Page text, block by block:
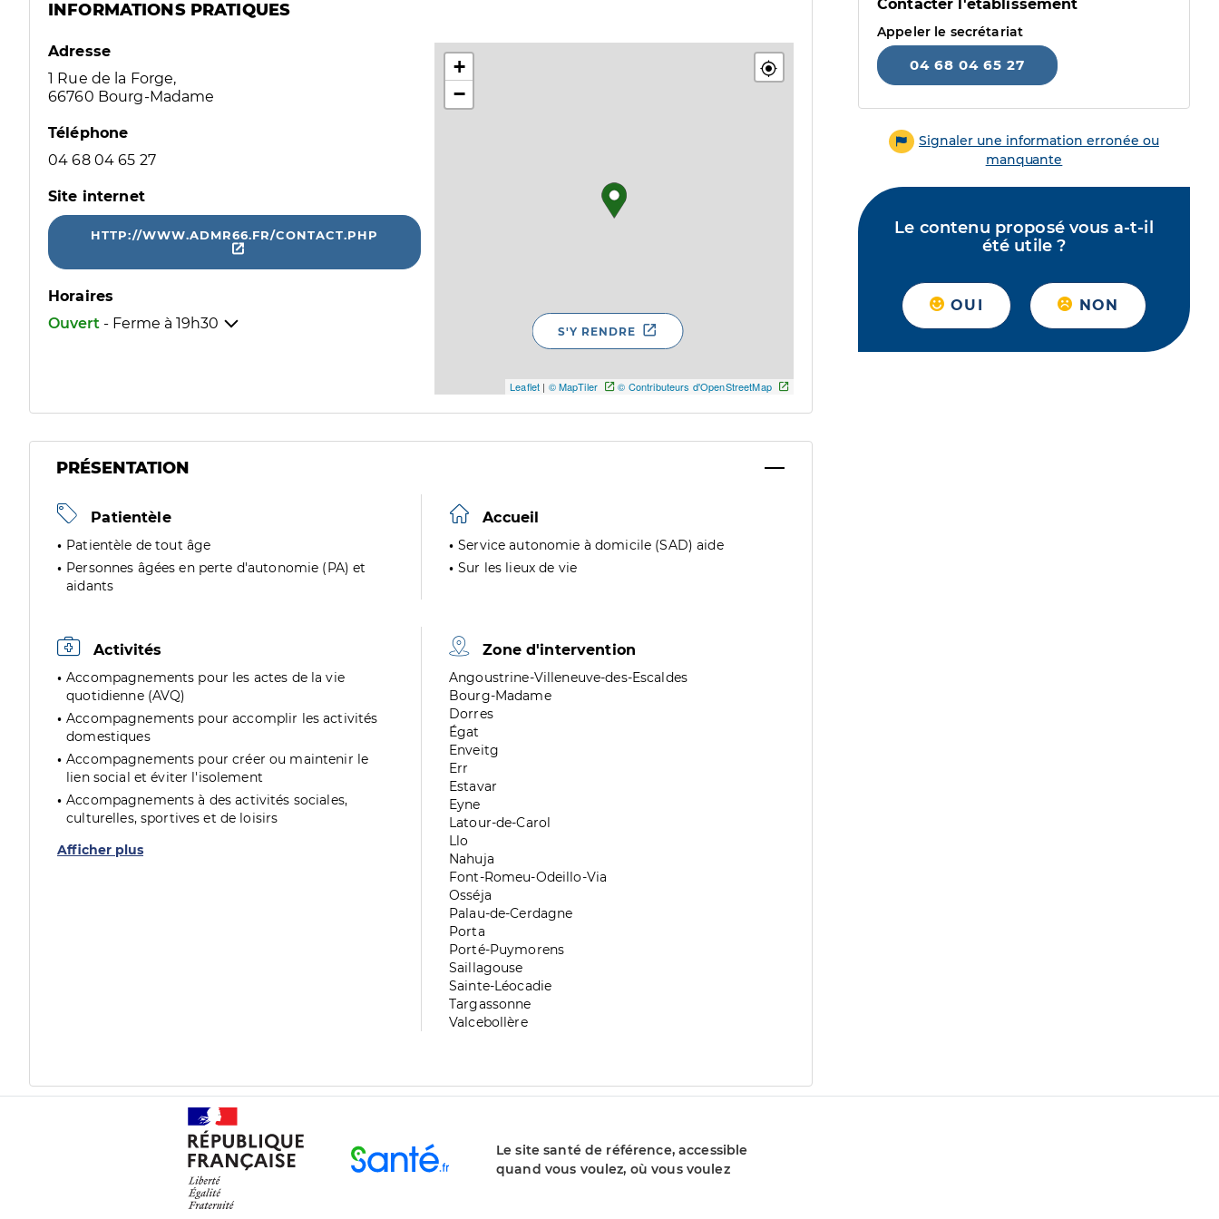
INFORMATIONS PRATIQUES
Adresse
1 Rue de la Forge,
66760 Bourg-Madame
Téléphone
04 68 04 65 27
Site internet
HTTP://WWW.ADMR66.FR/CONTACT.PHP
Horaires
Ouvert - Ferme à 19h30
+
−
Leaflet | © MapTiler © Contributeurs d'OpenStreetMap
S'Y RENDRE
PRÉSENTATION
Patientèle
Patientèle de tout âge
Personnes âgées en perte d'autonomie (PA) et
aidants
Accueil
Service autonomie à domicile (SAD) aide
Sur les lieux de vie
Activités
Accompagnements pour les actes de la vie
quotidienne (AVQ)
Accompagnements pour accomplir les activités
domestiques
Accompagnements pour créer ou maintenir le
lien social et éviter l'isolement
Accompagnements à des activités sociales,
culturelles, sportives et de loisirs
Afficher plus
Zone d'intervention
Zone
de
division
Angoustrine-Villeneuve-des-Escaldes
Zone
de
division
Bourg-Madame
Zone
de
division
Dorres
Zone
de
division
Égat
Zone
de
division
Enveitg
Zone
de
division
Err
Zone
de
division
Estavar
Zone
de
division
Eyne
Zone
de
division
Latour-de-Carol
Zone
de
division
Llo
Zone
de
division
Nahuja
Zone
de
division
Font-Romeu-Odeillo-Via
Zone
de
division
Osséja
Zone
de
division
Palau-de-Cerdagne
Zone
de
division
Porta
Zone
de
division
Porté-Puymorens
Zone
de
division
Saillagouse
Zone
de
division
Sainte-Léocadie
Zone
de
Targassonne
Zone
Valcebollère
Contacter l'établissement
Appeler le secrétariat
04 68 04 65 27
Signaler une information erronée ou
manquante
Le contenu proposé vous a-t-il
été utile ?
OUI NON
Le site santé de référence, accessible
quand vous voulez, où vous voulez